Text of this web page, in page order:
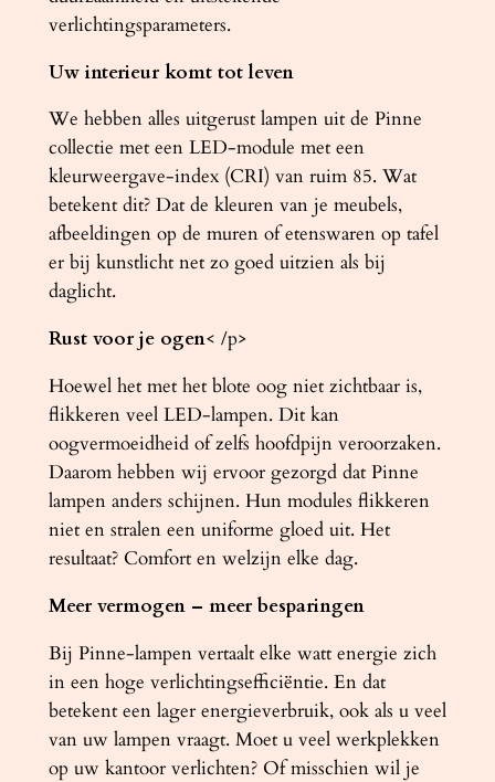
verlichtingsparameters.
Uw interieur komt tot leven
We hebben alles uitgerust lampen uit de Pinne
collectie met een LED-module met een
kleurweergave-index (CRI) van ruim 85. Wat
betekent dit? Dat de kleuren van je meubels,
afbeeldingen op de muren of etenswaren op tafel
er bij kunstlicht net zo goed uitzien als bij
daglicht.
Rust voor je ogen< /p>
Hoewel het met het blote oog niet zichtbaar is,
flikkeren veel LED-lampen. Dit kan
oogvermoeidheid of zelfs hoofdpijn veroorzaken.
Daarom hebben wij ervoor gezorgd dat Pinne
lampen anders schijnen. Hun modules flikkeren
niet en stralen een uniforme gloed uit. Het
resultaat? Comfort en welzijn elke dag.
Meer vermogen – meer besparingen
Bij Pinne-lampen vertaalt elke watt energie zich
in een hoge verlichtingsefficiëntie. En dat
betekent een lager energieverbruik, ook als u veel
van uw lampen vraagt. Moet u veel werkplekken
op uw kantoor verlichten? Of misschien wil je